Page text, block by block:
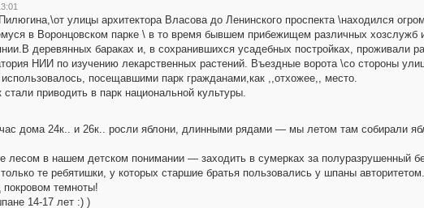
улицы архитектора Власова до Ленинского проспекта \находился
в Воронцовском парке \ в то время бывшем прибежищем различных хозслужб
деревянных бараках и, в сохранившихся усадебных постройках, проживали
НИИ по изучению лекарственных растений. Въездные ворота \со стороны
посещавшими парк гражданами,как ,,отхожее,, место.
приводить в парк национальной культуры.
дома 24к.. и 26к.. росли яблони, длинными рядами — мы летом там собирали
лесом в нашем детском понимании — заходить в сумерках за полуразрушенный
те ребятишки, у которых старшие братья пользовались у шпаны
темноты!
14-17 лет :) )